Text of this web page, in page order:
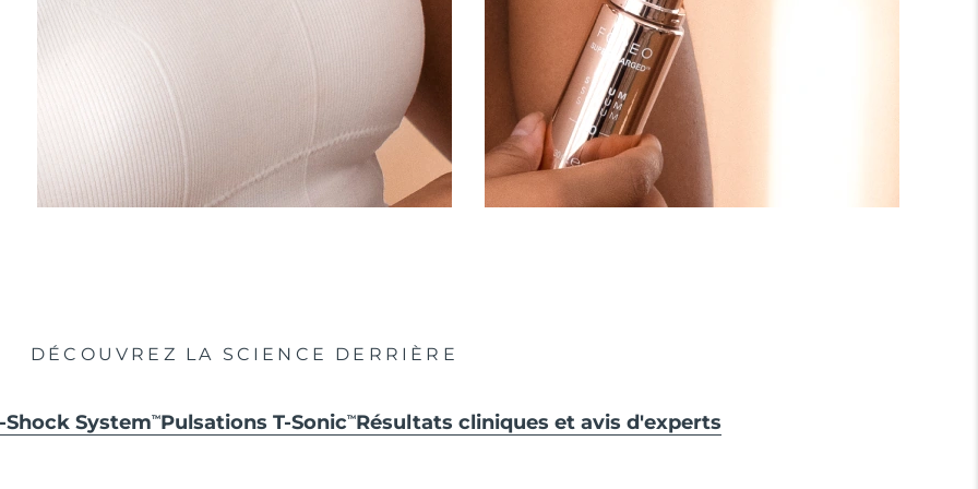
DÉCOUVREZ LA SCIENCE DERRIÈRE
SystemTMPulsations T-SonicTMRésultats cliniques et avis d'experts